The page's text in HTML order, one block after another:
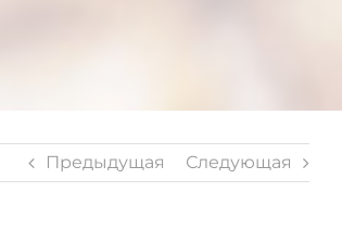
Предыдущая Следующая